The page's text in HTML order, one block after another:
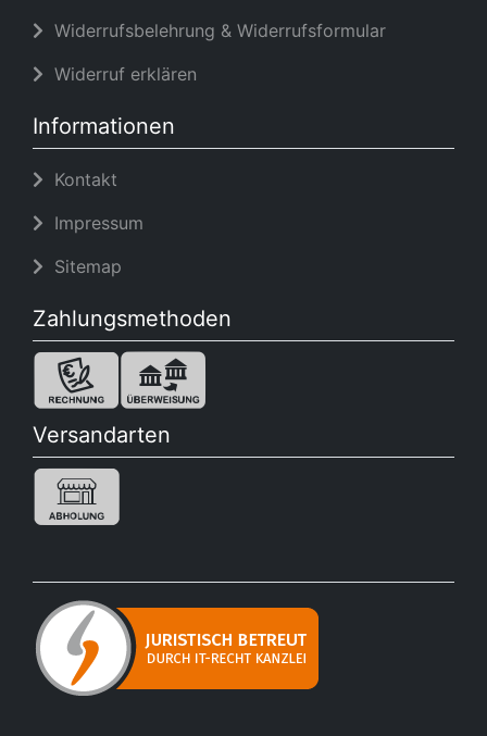
Widerrufsbelehrung & Widerrufsformular
Widerruf erklären
Informationen
Kontakt
Impressum
Sitemap
Zahlungsmethoden
Versandarten